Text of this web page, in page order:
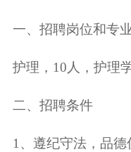
一、招聘岗位和专
护理，10人，护理
二、招聘条件
1、遵纪守法，品